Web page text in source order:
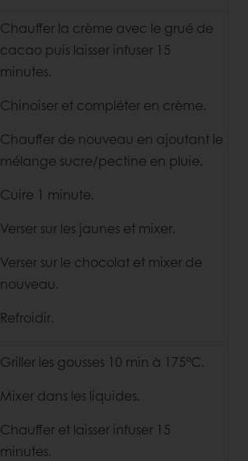
Chauffer la crème avec le grué de
cacao puis laisser infuser 15
minutes.
Chinoiser et compléter en crème.
Chauffer de nouveau en ajoutant le
mélange sucre/pectine en pluie.
Cuire 1 minute.
Verser sur les jaunes et mixer.
Verser sur le chocolat et mixer de
nouveau.
Refroidir.
Griller les gousses 10 min à 175°C.
Mixer dans les liquides.
Chauffer et laisser infuser 15
minutes.